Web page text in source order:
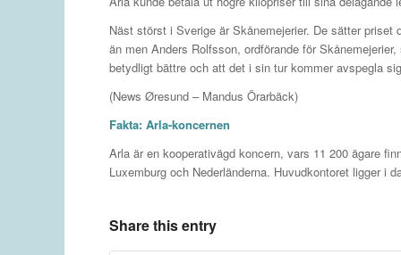
Näst störst i Sverige är Skånemejerier. De sätter
än men Anders Rolfsson, ordförande för
betydligt bättre och att det i sin tur kommer avspegla
(News Øresund – Mandus Örarbäck)
Fakta: Arla-koncernen
Arla är en kooperativägd koncern, vars 11 200 ägare
Luxemburg och Nederländerna. Huvudkontoret ligger i
Share this entry